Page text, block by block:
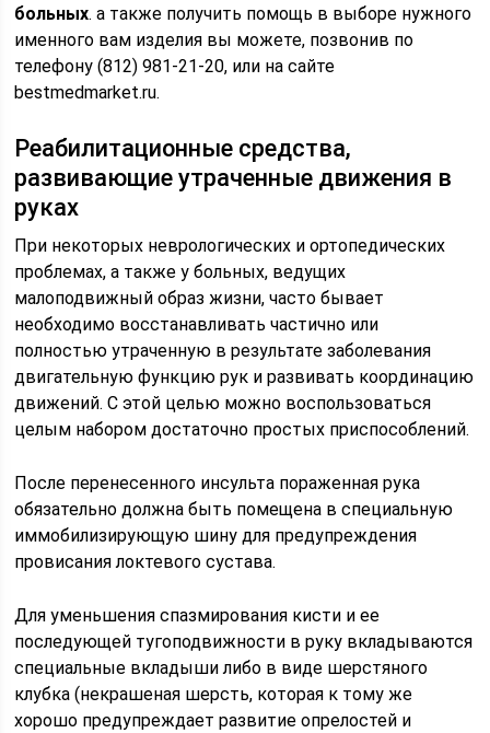
больных. а также получить помощь в выборе нужного
именного вам изделия вы можете, позвонив по
телефону (812) 981-21-20, или на сайте
bestmedmarket.ru.
Реабилитационные средства,
развивающие утраченные движения в
руках
При некоторых неврологических и ортопедических
проблемах, а также у больных, ведущих
малоподвижный образ жизни, часто бывает
необходимо восстанавливать частично или
полностью утраченную в результате заболевания
двигательную функцию рук и развивать координацию
движений. С этой целью можно воспользоваться
целым набором достаточно простых приспособлений.
После перенесенного инсульта пораженная рука
обязательно должна быть помещена в специальную
иммобилизирующую шину для предупреждения
провисания локтевого сустава.
Для уменьшения спазмирования кисти и ее
последующей тугоподвижности в руку вкладываются
специальные вкладыши либо в виде шерстяного
клубка (некрашеная шерсть, которая к тому же
хорошо предупреждает развитие опрелостей и